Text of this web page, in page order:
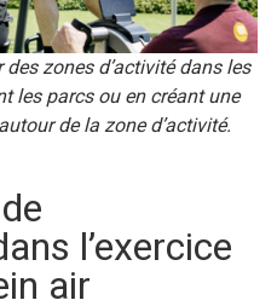
zones d’activité dans les
les parcs ou en créant une
de la zone d’activité.
l’exercice
air